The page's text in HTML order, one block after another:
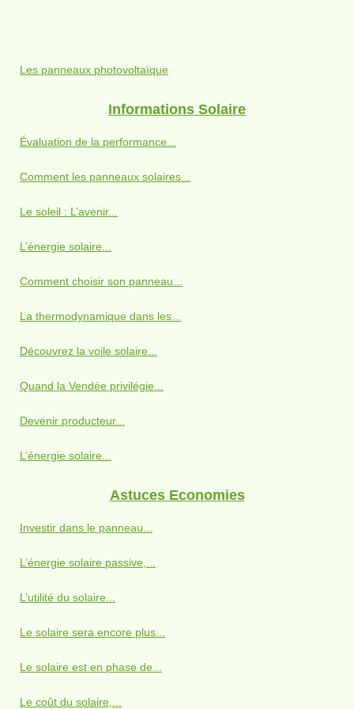
Les panneaux photovoltaïque
Informations Solaire
Évaluation de la performance...
Comment les panneaux solaires...
Le soleil : L’avenir...
L’énergie solaire...
Comment choisir son panneau...
La thermodynamique dans les...
Découvrez la voile solaire...
Quand la Vendée privilégie...
Devenir producteur...
L’énergie solaire...
Astuces Economies
Investir dans le panneau...
L’énergie solaire passive,...
L’utilité du solaire...
Le solaire sera encore plus...
Le solaire est en phase de...
Le coût du solaire,...